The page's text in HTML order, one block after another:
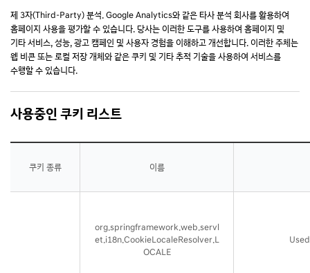
제 3자(Third-Party) 분석. Google Analytics와 같은 타사 분석 회사를 활용하여
홈페이지 사용을 평가할 수 있습니다. 당사는 이러한 도구를 사용하여 홈페이지 및
기타 서비스, 성능, 광고 캠페인 및 사용자 경험을 이해하고 개선합니다. 이러한 주체는
웹 비콘 또는 로컬 저장 개체와 같은 쿠키 및 기타 추적 기술을 사용하여 서비스를
수행할 수 있습니다.
사용중인 쿠키 리스트
쿠키 종류 이름
org.springframework.web.servl
et.i18n.CookieLocaleResolver.L
OCALE